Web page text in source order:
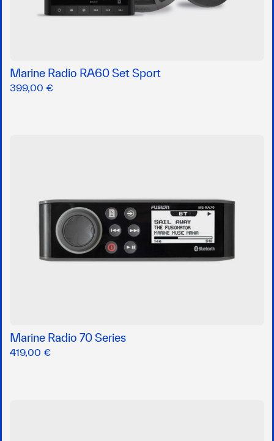
Marine Radio RA60 Set Sport
399,00 €
Marine Radio 70 Series
419,00 €